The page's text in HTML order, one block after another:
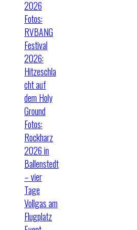
2026
Fotos:
RVBANG
Festival
2026:
Hitzeschla
cht auf
dem Holy
Ground
Fotos:
Rockharz
2026 in
Ballenstedt
– vier
Tage
Vollgas am
Flugplatz